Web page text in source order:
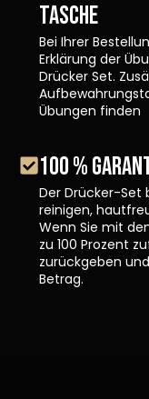
TASCHE
Bei Ihrer
Erklärung der
Drücker Set.
Übungen finden
100 %
Der Drücker-Set
reinigen,
Wenn Sie mit
zu 100 Prozent
zurückgeben
Betrag.